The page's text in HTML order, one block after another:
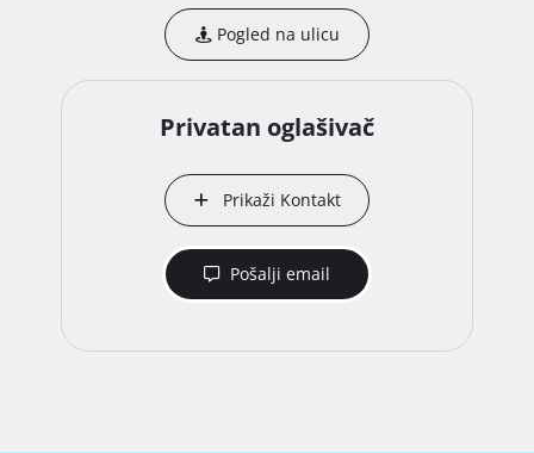
Pogled na ulicu
Privatan oglašivač
Prikaži Kontakt
Pošalji email